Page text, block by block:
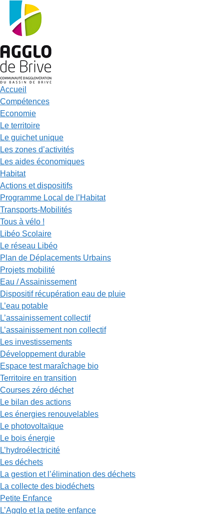
Accueil
Compétences
Economie
Le territoire
Le guichet unique
Les zones d’activités
Les aides économiques
Habitat
Actions et dispositifs
Programme Local de l’Habitat
Transports-Mobilités
Tous à vélo !
Libéo Scolaire
Le réseau Libéo
Plan de Déplacements Urbains
Projets mobilité
Eau / Assainissement
Dispositif récupération eau de pluie
L’eau potable
L’assainissement collectif
L’assainissement non collectif
Les investissements
Développement durable
Espace test maraîchage bio
Territoire en transition
Courses zéro déchet
Le bilan des actions
Les énergies renouvelables
Le photovoltaïque
Le bois énergie
L’hydroélectricité
Les déchets
La gestion et l’élimination des déchets
La collecte des biodéchets
Petite Enfance
L’Agglo et la petite enfance